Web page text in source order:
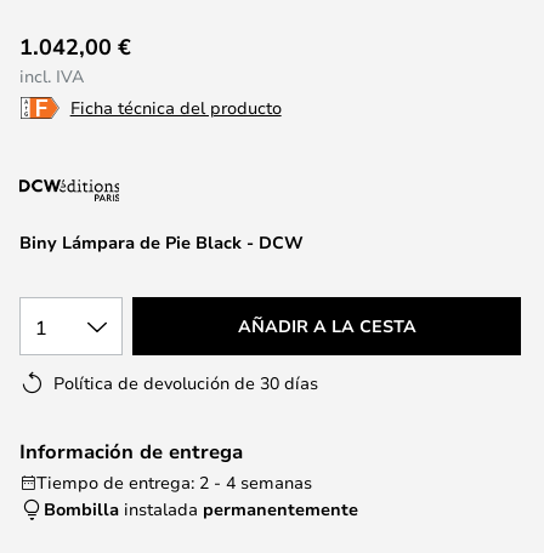
comienzo
de
galería
imágenes
Biny Lámpara de Pie Black - DCW
1.042,00 €
incl. IVA
Ficha técnica del producto
1 AÑADIR A LA CESTA
Política de devolución de 30 días
Información de entrega
Tiempo de entrega: 2 - 4 semanas
Bombilla instalada permanentemente